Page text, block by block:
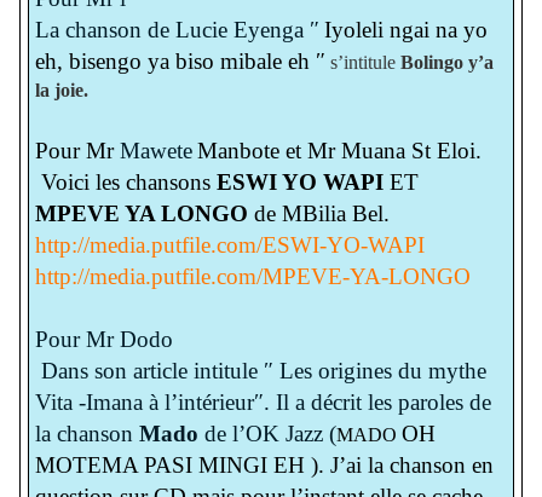
La chanson de Lucie Eyenga ″ Iyoleli ngai na yo
eh, bisengo ya biso mibale eh ″ s’intitule Bolingo y’a
la joie.
Pour MrMawete Manbote et Mr Muana St Eloi.
Voici les chansonsESWI YO WAPI ET
MPEVE YA LONGO de MBilia Bel.
http://media.putfile.com/ESWI-YO-WAPI
http://media.putfile.com/MPEVE-YA-LONGO
Pour Mr Dodo
Dans son article intitule ″ Les origines du mythe
Vita -Imana à l’intérieur″. Il a décrit les paroles de
la chansonMado de l’OK Jazz (MADO OH
MOTEMA PASI MINGI EH ). J’ai la chanson en